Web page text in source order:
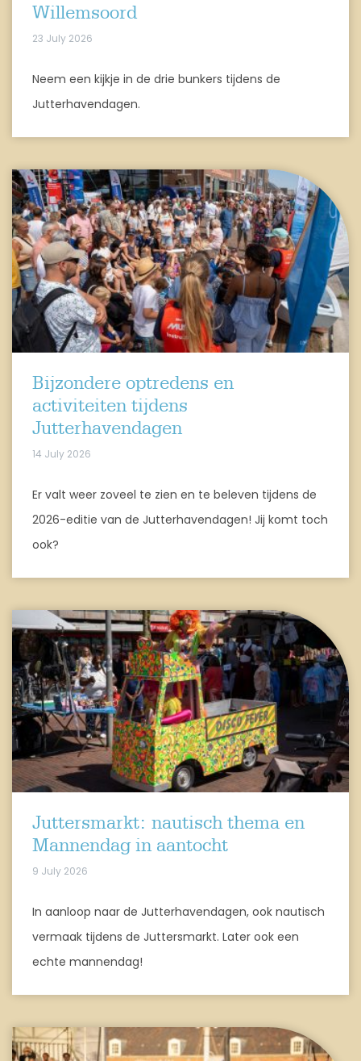
Willemsoord
23 July 2026
Neem een kijkje in de drie bunkers tijdens de
Jutterhavendagen.
Bijzondere optredens en
activiteiten tijdens
Jutterhavendagen
14 July 2026
Er valt weer zoveel te zien en te beleven tijdens de
2026-editie van de Jutterhavendagen! Jij komt toch
ook?
Juttersmarkt: nautisch thema en
Mannendag in aantocht
9 July 2026
In aanloop naar de Jutterhavendagen, ook nautisch
vermaak tijdens de Juttersmarkt. Later ook een
echte mannendag!